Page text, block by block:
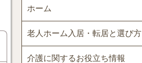
ホーム
老人ホーム入居・転居と選び方
介護に関するお役立ち情報